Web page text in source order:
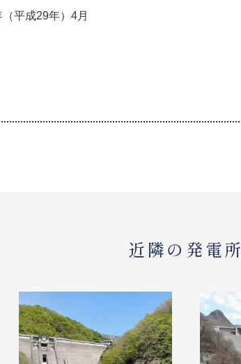
平成29年）4月
近隣の発電所